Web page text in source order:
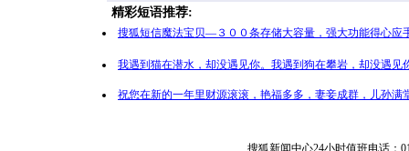
精彩短语推荐:
搜狐短信魔法宝贝—３００条存储大容量，强大功能得心应
我遇到猫在潜水，却没遇见你。我遇到狗在攀岩，却没遇
祝您在新的一年里财源滚滚，艳福多多，妻妾成群，儿孙
搜狐新闻中心24小时值班电话：